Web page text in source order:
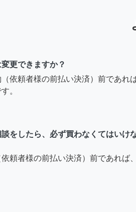
更できますか？
依頼者様の前払い決済）前であれ
。
をしたら、必ず買わなくてはいけ
頼者様の前払い決済）前であれば